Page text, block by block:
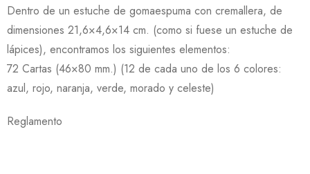
Dentro de un estuche de gomaespuma con cremallera, de
dimensiones 21,6×4,6×14 cm. (como si fuese un estuche de
lápices), encontramos los siguientes elementos:
72 Cartas (46×80 mm.) (12 de cada uno de los 6 colores:
azul, rojo, naranja, verde, morado y celeste)
Reglamento